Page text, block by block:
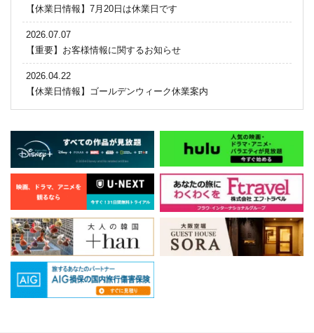
【休業日情報】7月20日は休業日です
2026.07.07
【重要】お客様情報に関するお知らせ
2026.04.22
【休業日情報】ゴールデンウィーク休業案内